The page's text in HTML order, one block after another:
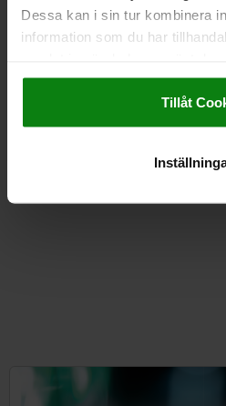
Dessa kan i sin tur kombinera
information som du har
Impressum|Dataskydd|AGB
Tillåt
stål med statussensor för
vred
DETALJER